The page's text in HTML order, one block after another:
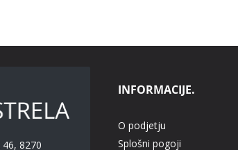
46, 8270
INFORMACIJE.
O podjetju
Splošni pogoji